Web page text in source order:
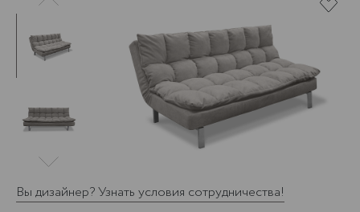
Вы дизайнер? Узнать условия сотрудничества!